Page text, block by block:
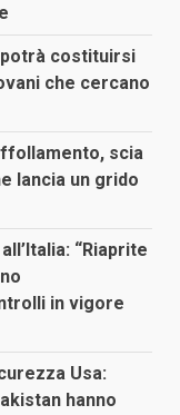
potrà costituirsi
che cercano
scia
lancia un grido
“Riaprite
in vigore
Usa:
hanno